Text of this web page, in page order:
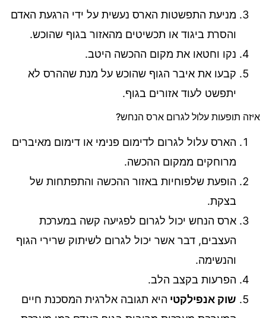
מניעת התפשטות הארס נעשית על ידי הרגעת האדם
והסרת ביגוד או תכשיטים מהאזור בגוף שהוכש.
נקו וחטאו את מקום ההכשה היטב.
קבעו את איבר הגוף שהוכש על מנת שההרס לא
יתפשט לעוד אזורים בגוף.
איזה תופעות עלול לגרום ארס הנחש?
הארס עלול לגרום לדימום פנימי או דימום מאיברים
מרוחקים ממקום ההכשה.
הופעת שלפוחיות באזור ההכשה והתפתחות של
בצקת.
ארס הנחש יכול לגרום לפגיעה קשה במערכת
העצבים, דבר אשר יכול לגרום לשיתוק שרירי הגוף
והנשימה.
הפרעות בקצב הלב.
שוק אנפילקטיהיא תגובה אלרגית המסכנת חיים